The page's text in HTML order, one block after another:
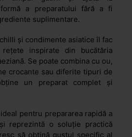
a preparatului fără a fi
suplimentare.
și condimente asiatice îl fac
inspirate din bucătăria
Se poate combina cu ou,
crocante sau diferite tipuri de
un preparat complet și
pentru prepararea rapidă a
reprezintă o soluție practică
să obțină gustul specific al